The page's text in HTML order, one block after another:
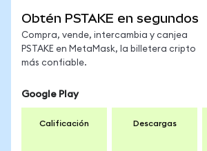
Obtén PSTAKE en segundos
Compra, vende, intercambia y canjea
PSTAKE en MetaMask, la billetera cripto
más confiable.
Google Play
Calificación Descargas